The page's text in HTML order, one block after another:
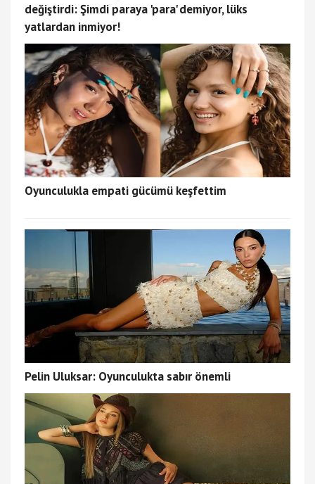
değiştirdi: Şimdi paraya 'para' demiyor, lüks
yatlardan inmiyor!
Oyunculukla empati gücümü keşfettim
Pelin Uluksar: Oyunculukta sabır önemli